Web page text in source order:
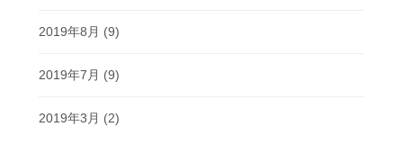
2019年8月 (9)
2019年7月 (9)
2019年3月 (2)